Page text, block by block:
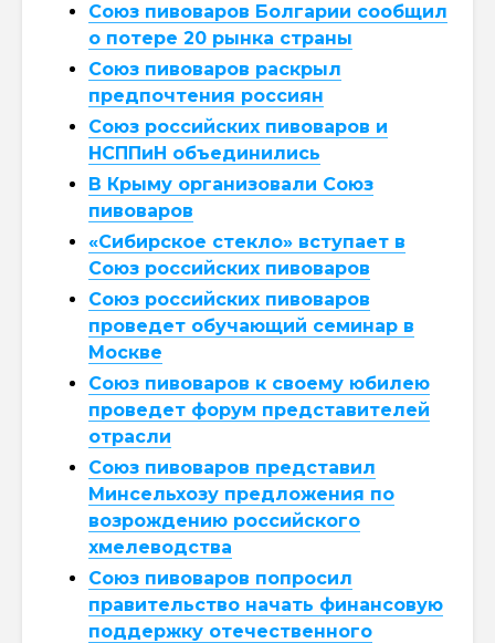
Союз пивоваров Болгарии сообщил
о потере 20 рынка страны
Союз пивоваров раскрыл
предпочтения россиян
Союз российских пивоваров и
НСППиН объединились
В Крыму организовали Союз
пивоваров
«Сибирское стекло» вступает в
Союз российских пивоваров
Союз российских пивоваров
проведет обучающий семинар в
Москве
Союз пивоваров к своему юбилею
проведет форум представителей
отрасли
Союз пивоваров представил
Минсельхозу предложения по
возрождению российского
хмелеводства
Союз пивоваров попросил
правительство начать финансовую
поддержку отечественного